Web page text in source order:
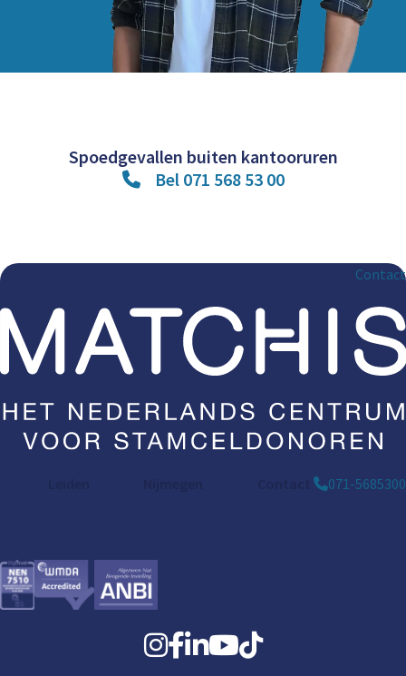
Spoedgevallen buiten kantooruren
Bel 071 568 53 00
Contact
071-5685300